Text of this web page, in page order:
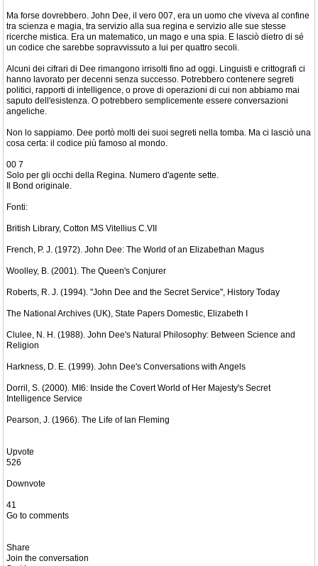
Ma forse dovrebbero. John Dee, il vero 007, era un uomo che viveva al confine
tra scienza e magia, tra servizio alla sua regina e servizio alle sue stesse
ricerche mistica. Era un matematico, un mago e una spia. E lasciò dietro di sé
un codice che sarebbe sopravvissuto a lui per quattro secoli.
Alcuni dei cifrari di Dee rimangono irrisolti fino ad oggi. Linguisti e crittografi ci
hanno lavorato per decenni senza successo. Potrebbero contenere segreti
politici, rapporti di intelligence, o prove di operazioni di cui non abbiamo mai
saputo dell'esistenza. O potrebbero semplicemente essere conversazioni
angeliche.
Non lo sappiamo. Dee portò molti dei suoi segreti nella tomba. Ma ci lasciò una
cosa certa: il codice più famoso al mondo.
00 7
Solo per gli occhi della Regina. Numero d'agente sette.
Il Bond originale.
Fonti:
British Library, Cotton MS Vitellius C.VII
French, P. J. (1972). John Dee: The World of an Elizabethan Magus
Woolley, B. (2001). The Queen's Conjurer
Roberts, R. J. (1994). "John Dee and the Secret Service", History Today
The National Archives (UK), State Papers Domestic, Elizabeth I
Clulee, N. H. (1988). John Dee's Natural Philosophy: Between Science and
Religion
Harkness, D. E. (1999). John Dee's Conversations with Angels
Dorril, S. (2000). MI6: Inside the Covert World of Her Majesty's Secret
Intelligence Service
Pearson, J. (1966). The Life of Ian Fleming
Upvote
526
Downvote
41
Go to comments
Share
Join the conversation